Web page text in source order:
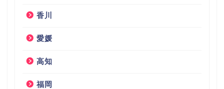
香川
愛媛
高知
福岡